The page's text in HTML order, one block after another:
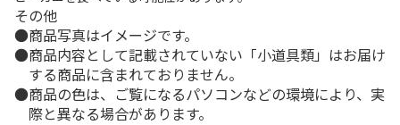
その他
商品写真はイメージです。
商品内容として記載されていない「小道具類」はお届け
する商品に含まれておりません。
商品の色は、ご覧になるパソコンなどの環境により、実
際と異なる場合があります。